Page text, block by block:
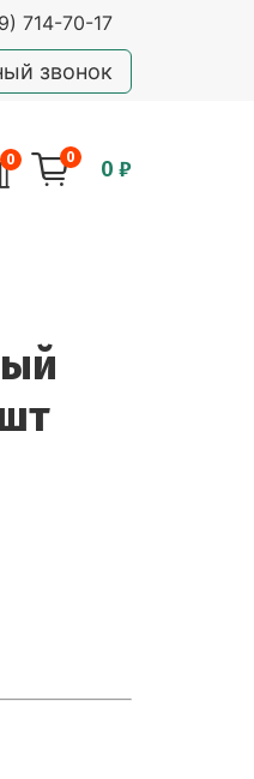
714-70-17
звонок
0 0 0 ₽